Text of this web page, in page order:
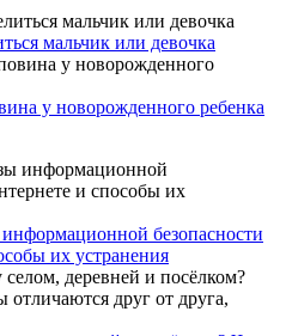
мальчик или девочка
у новорожденного ребенка
безопасности
их устранения